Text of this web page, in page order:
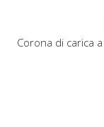
Corona di carica